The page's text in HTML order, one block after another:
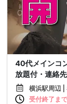
40代メインコ
放題付・連絡
横浜駅周辺
受付終了ま